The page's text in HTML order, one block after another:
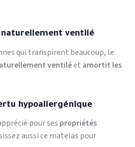
naturellement ventilé
qui transpirent beaucoup, le
ventiléet amortit les
hypoallergénique
pour ses propriétés
aussi ce matelas pour